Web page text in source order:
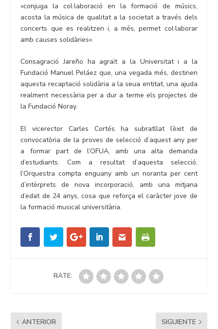
«conjuga la col·laboració en la formació de músics,
acosta la música de qualitat a la societat a través dels
concerts que es realitzen i, a més, permet col·laborar
amb causes solidàries».
Consagració Jareño ha agraït a la Universitat i a la
Fundació Manuel Peláez que, una vegada més, destinen
aquesta recaptació solidària a la seua entitat, una ajuda
realment necessària per a dur a terme els projectes de
la Fundació Noray.
El vicerector Carles Cortés ha subratllat l’èxit de
convocatòria de la proves de selecció d’aquest any per
a formar part de l’OFUA, amb una alta demanda
d’estudiants. Com a resultat d’aquesta selecció,
l’Orquestra compta enguany amb un noranta per cent
d’intèrprets de nova incorporació, amb una mitjana
d’edat de 24 anys, cosa que reforça el caràcter jove de
la formació musical universitària.
RATE:
ANTERIOR SIGUIENTE